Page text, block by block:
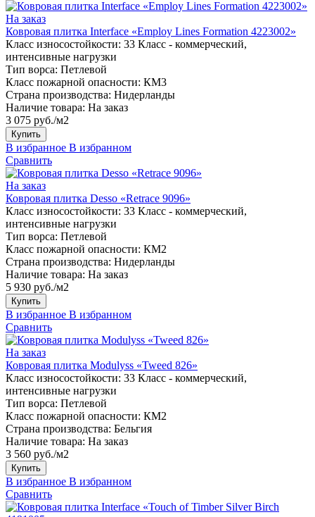
На заказ
Ковровая плитка Interface «Employ Lines Formation 4223002»
Класс износостойкости: 33 Класс - коммерческий,
интенсивные нагрузки
Тип ворса: Петлевой
Класс пожарной опасности: КМ3
Страна производства: Нидерланды
Наличие товара: На заказ
3 075 руб./м2
Купить
В избранное В избранном
Сравнить
На заказ
Ковровая плитка Desso «Retrace 9096»
Класс износостойкости: 33 Класс - коммерческий,
интенсивные нагрузки
Тип ворса: Петлевой
Класс пожарной опасности: КМ2
Страна производства: Нидерланды
Наличие товара: На заказ
5 930 руб./м2
Купить
В избранное В избранном
Сравнить
На заказ
Ковровая плитка Modulyss «Tweed 826»
Класс износостойкости: 33 Класс - коммерческий,
интенсивные нагрузки
Тип ворса: Петлевой
Класс пожарной опасности: КМ2
Страна производства: Бельгия
Наличие товара: На заказ
3 560 руб./м2
Купить
В избранное В избранном
Сравнить